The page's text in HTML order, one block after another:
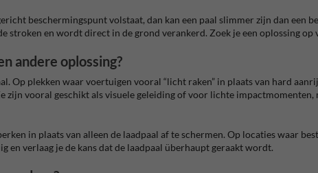
beschermingspunt volstaat, dan kan een paal slimmer zijn dan een
stroken en wordt direct in de grond verankerd. Zoek je een oplossing
andere oplossing?
Op plekken waar voertuigen vooral “licht raken” in plaats van hard
vooral geschikt als visuele geleiding of voor lichte
in plaats van alleen de laadpaal af te schermen. Op locaties waar
verlaag je de kans dat de laadpaal überhaupt geraakt wordt.